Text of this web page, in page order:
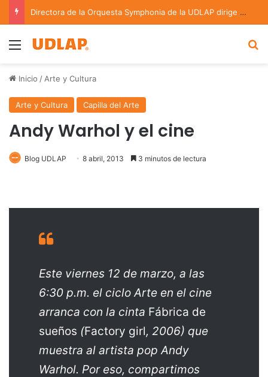
Directora de la Orquesta Symphonia de la UDLAP dirige agrupaciones de talla nacional e internacional
Menu
Inicio / Arte y Cultura
Arte y Cultura Capilla del Arte
Andy Warhol y el cine
Blog UDLAP 8 abril, 2013 3 minutos de lectura
Este viernes 12 de marzo, a las
6:30 p.m. el ciclo Arte en el cine
arranca con la cinta Fábrica de
sueños (Factory girl, 2006) que
muestra al artista pop Andy
Warhol. Por eso, compartimos